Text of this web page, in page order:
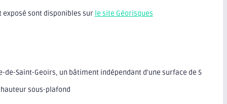
sont disponibles sur le site Géorisques
de-Saint-Geoirs, un bâtiment indépendant d'une surface de 5
sous-plafond